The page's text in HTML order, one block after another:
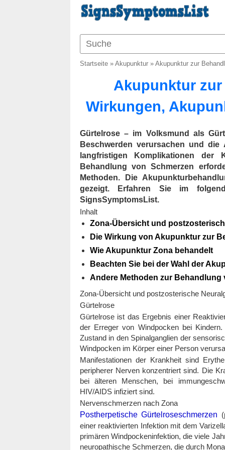
Startseite» Akupunktur» Akupunktur zur
Akupunktur
Wirkungen,
Gürtelrose – im Volksmund als
Beschwerden verursachen und
langfristigen Komplikationen der
Behandlung von Schmerzen
Methoden. Die
gezeigt. Erfahren Sie im
SignsSymptomsList.
Inhalt
Zona-Übersicht und
Die Wirkung von Akupunktur zur
Wie Akupunktur Zona behandelt
Beachten Sie bei der Wahl der
Andere Methoden zur Behandlung
Zona-Übersicht und postzosterische
Gürtelrose
Gürtelrose ist das Ergebnis einer
der Erreger von Windpocken bei
Zustand in den Spinalganglien der
Windpocken im Körper einer Person
Manifestationen der Krankheit sind
peripherer Nerven konzentriert sind. Die
bei älteren Menschen, bei
HIV/AIDS infiziert sind.
Nervenschmerzen nach Zona
Postherpetische Gürtelroseschmerzen
einer reaktivierten Infektion mit dem
primären Windpockeninfektion, die viele
neuropathische Schmerzen, die durch